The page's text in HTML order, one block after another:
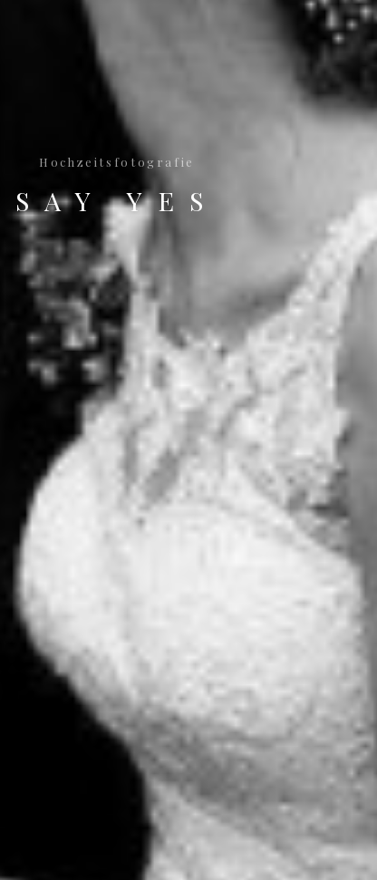
Hochzeitsfotografie
SAY YES